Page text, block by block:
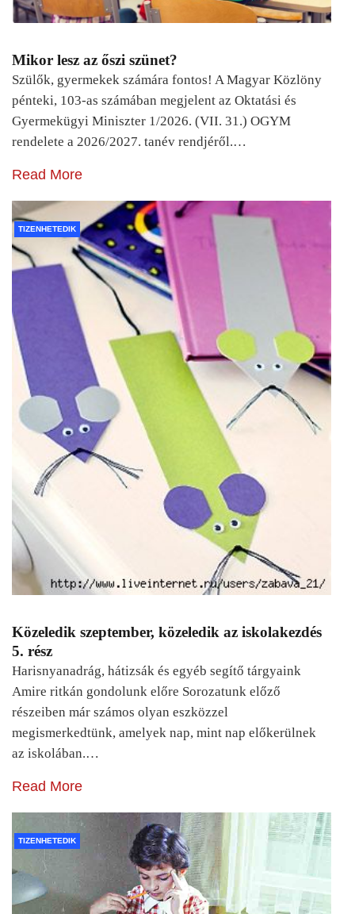
Mikor lesz az őszi szünet?
Szülők, gyermekek számára fontos! A Magyar Közlöny
pénteki, 103-as számában megjelent az Oktatási és
Gyermekügyi Miniszter 1/2026. (VII. 31.) OGYM
rendelete a 2026/2027. tanév rendjéről.…
Read More
TIZENHETEDIK
Közeledik szeptember, közeledik az iskolakezdés
5. rész
Harisnyanadrág, hátizsák és egyéb segítő tárgyaink
Amire ritkán gondolunk előre Sorozatunk előző
részeiben már számos olyan eszközzel
megismerkedtünk, amelyek nap, mint nap előkerülnek
az iskolában.…
Read More
TIZENHETEDIK